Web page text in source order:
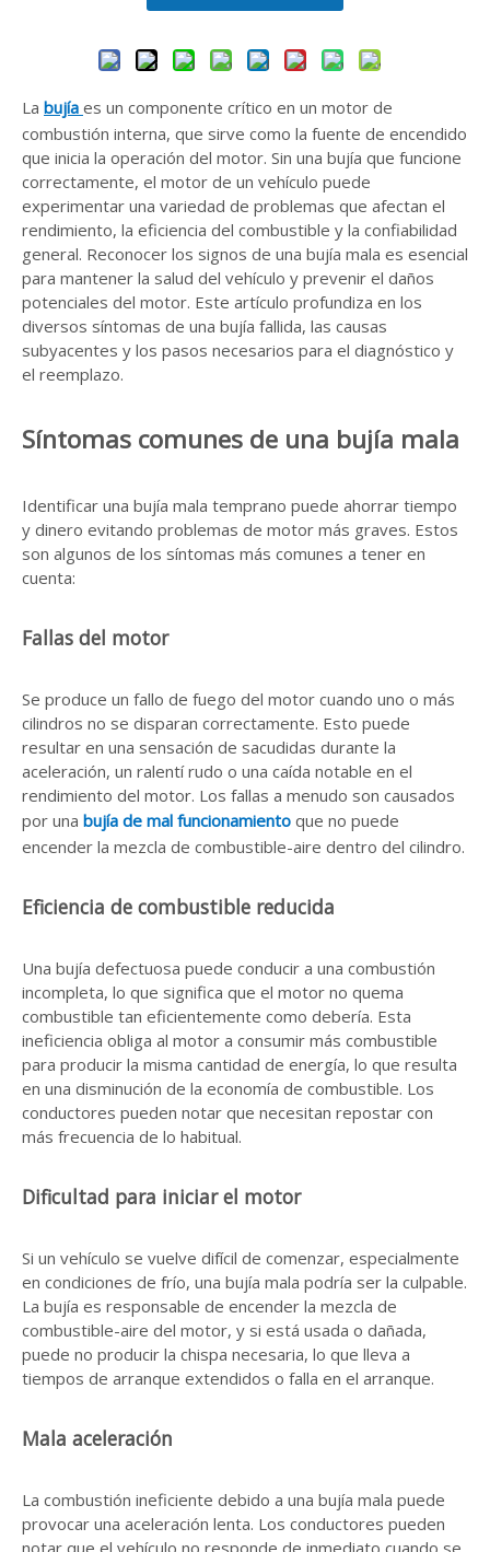
La bujía es un componente crítico en un motor de
combustión interna, que sirve como la fuente de encendido
que inicia la operación del motor. Sin una bujía que funcione
correctamente, el motor de un vehículo puede
experimentar una variedad de problemas que afectan el
rendimiento, la eficiencia del combustible y la confiabilidad
general. Reconocer los signos de una bujía mala es esencial
para mantener la salud del vehículo y prevenir el daños
potenciales del motor. Este artículo profundiza en los
diversos síntomas de una bujía fallida, las causas
subyacentes y los pasos necesarios para el diagnóstico y
el reemplazo.
Síntomas comunes de una bujía mala
Identificar una bujía mala temprano puede ahorrar tiempo
y dinero evitando problemas de motor más graves. Estos
son algunos de los síntomas más comunes a tener en
cuenta:
Fallas del motor
Se produce un fallo de fuego del motor cuando uno o más
cilindros no se disparan correctamente. Esto puede
resultar en una sensación de sacudidas durante la
aceleración, un ralentí rudo o una caída notable en el
rendimiento del motor. Los fallas a menudo son causados ​​
por una bujía de mal funcionamiento que no puede
encender la mezcla de combustible-aire dentro del cilindro.
Eficiencia de combustible reducida
Una bujía defectuosa puede conducir a una combustión
incompleta, lo que significa que el motor no quema
combustible tan eficientemente como debería. Esta
ineficiencia obliga al motor a consumir más combustible
para producir la misma cantidad de energía, lo que resulta
en una disminución de la economía de combustible. Los
conductores pueden notar que necesitan repostar con
más frecuencia de lo habitual.
Dificultad para iniciar el motor
Si un vehículo se vuelve difícil de comenzar, especialmente
en condiciones de frío, una bujía mala podría ser la culpable.
La bujía es responsable de encender la mezcla de
combustible-aire del motor, y si está usada o dañada,
puede no producir la chispa necesaria, lo que lleva a
tiempos de arranque extendidos o falla en el arranque.
Mala aceleración
La combustión ineficiente debido a una bujía mala puede
provocar una aceleración lenta. Los conductores pueden
notar que el vehículo no responde de inmediato cuando se